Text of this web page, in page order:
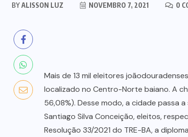
BYALISSON LUZ NOVEMBRO 7, 2021 0
Mais de 13 mil eleitores
localizado no Centro-Norte baiano. A
56,08%). Desse modo, a cidade passa
Santiago Silva Conceição, eleitos,
Resolução 33/2021 do TRE-BA, a